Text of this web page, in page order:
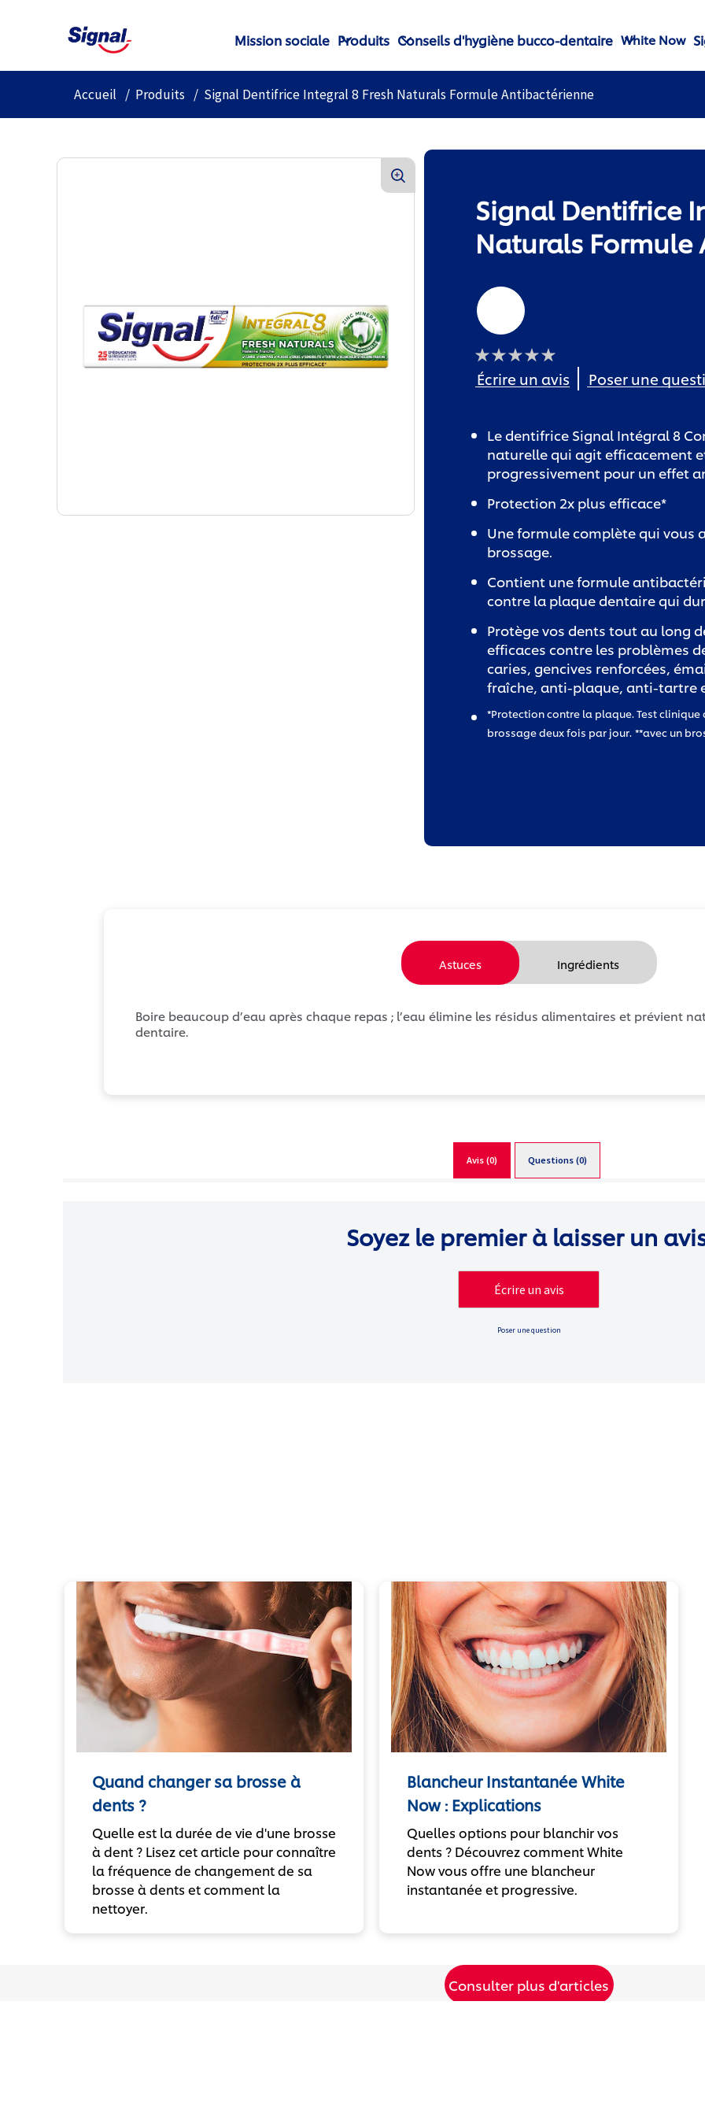
Mission sociale Produits Conseils d'hygiène bucco-dentaire White Now
Accueil Produits Signal Dentifrice Integral 8 Fresh Naturals Formule Antibactérienne
Signal Dentifrice
Naturals
évaluation
soumise
Écrire un avis Poser une
Le dentifrice Signal Intégral 8
naturelle qui agit efficacement
progressivement pour un effet
Protection 2x plus efficace*
Une formule complète qui vous
brossage.
Contient une formule
contre la plaque dentaire qui
Protège vos dents tout au long
efficaces contre les problèmes
caries, gencives renforcées,
fraîche, anti-plaque, anti-tartre
*Protection contre la plaque. Test
brossage deux fois par jour. **avec un
Astuces Ingrédients
Boire beaucoup d’eau après chaque repas ; l’eau élimine les résidus alimentaires et prévient
dentaire.
Avis (0) Questions (0)
Soyez le premier à laisser un
Écrire un avis
Poser une question
Quand changer sa brosse à
dents ?
Quelle est la durée de vie d'une brosse
à dent ? Lisez cet article pour connaître
la fréquence de changement de sa
brosse à dents et comment la
nettoyer.
Blancheur Instantanée White
Now : Explications
Quelles options pour blanchir vos
dents ? Découvrez comment White
Now vous offre une blancheur
instantanée et progressive.
Consulter plus d'articles